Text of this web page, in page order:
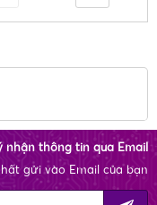
nhận thông tin qua Email
gửi vào Email của bạn